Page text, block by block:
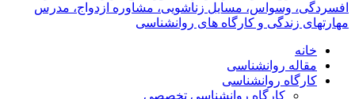
افسردگی، وسواس، مسایل زناشویی، مشاوره ازدواج، مدرس
مهارتهای زندگی و کارگاه های روانشناسی
خانه
مقاله روانشناسی
کارگاه روانشناسی
کارگاه روانشناسی تخصصی